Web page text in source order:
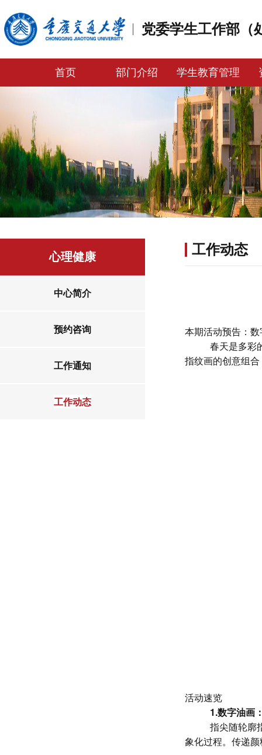
党委学生工作部（
首页 部门介绍 学生教育管理
心理健康
中心简介
预约咨询
工作通知
工作动态
工作动态
本期活动预告：
春天是多彩
指纹画的创意组
活动速览
1.数字油画
指尖随轮廓
象化过程。传递